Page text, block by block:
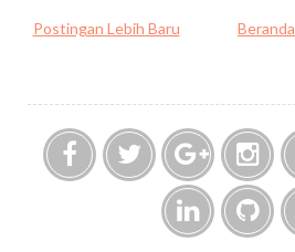
Postingan Lebih Baru Beranda
G
o
o
I
n
s